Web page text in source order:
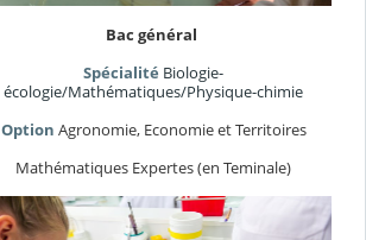
Bac général
Spécialité Biologie-
écologie/Mathématiques/Physique-chimie
Option Agronomie, Economie et Territoires
Mathématiques Expertes (en Teminale)